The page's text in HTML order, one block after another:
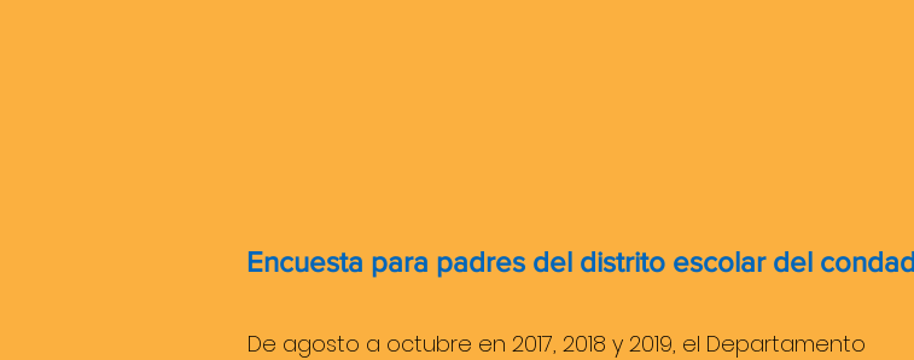
Encuesta para padres del distrito escolar del
De agosto a octubre en 2017, 2018 y 2019, el Departamento